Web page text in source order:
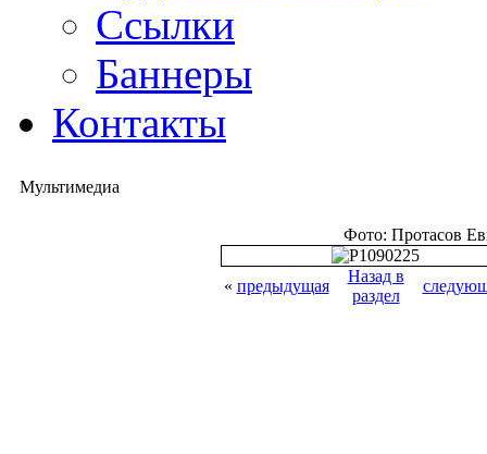
Ссылки
Баннеры
Контакты
Мультимедиа
Фото: Протасов
« предыдущая
Назад в
раздел